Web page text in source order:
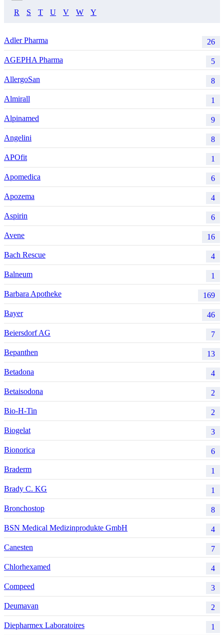
R
S T U V W Y
Adler Pharma 26
AGEPHA Pharma 5
AllergoSan 8
Almirall 1
Alpinamed 9
Angelini 8
APOfit 1
Apomedica 6
Apozema 4
Aspirin 6
Avene 16
Bach Rescue 4
Balneum 1
Barbara Apotheke 169
Bayer 46
Beiersdorf AG 7
Bepanthen 13
Betadona 4
Betaisodona 2
Bio-H-Tin 2
Biogelat 3
Bionorica 6
Braderm 1
Brady C. KG 1
Bronchostop 8
BSN Medical Medizinprodukte GmbH 4
Canesten 7
Chlorhexamed 4
Compeed 3
Deumavan 2
Diepharmex Laboratoires 1